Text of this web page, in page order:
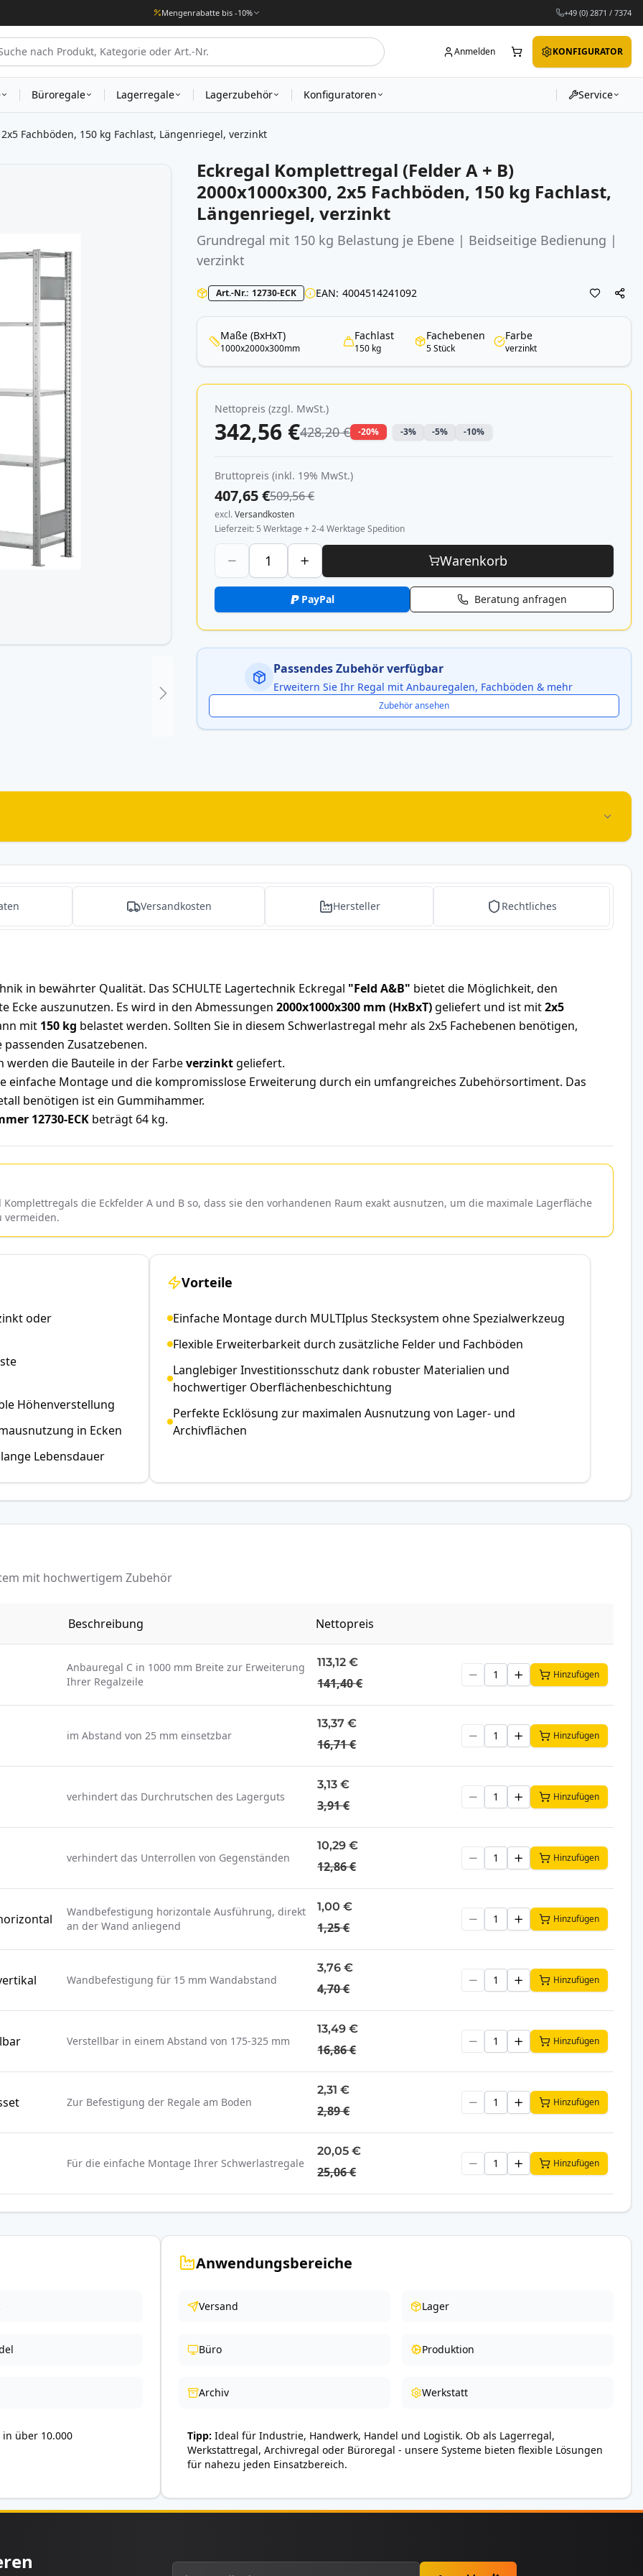
Mengenrabatte bis -10% +49 (0) 2871 / 7374
Anmelden KONFIGURATOR
Büroregale Lagerregale Lagerzubehör Konfiguratoren Service
Fachböden, 150 kg Fachlast, Längenriegel, verzinkt
Eckregal Komplettregal (Felder A + B)
2000x1000x300, 2x5 Fachböden, 150 kg Fachlast,
Längenriegel, verzinkt
Grundregal mit 150 kg Belastung je Ebene | Beidseitige Bedienung |
verzinkt
Art.-Nr. 12730-ECK EAN 4004514241092
Maße (BxHxT)
1000x2000x300mm
Fachlast
150 kg
Fachebenen
5 Stück
Farbe
verzinkt
Nettopreis (zzgl. MwSt.)
342,56 €428,20 € -20% -3% -5% -10%
Bruttopreis (inkl. 19% MwSt.)
407,65 €509,56 €
excl.Versandkosten
Lieferzeit 5 Werktage + 2-4 Werktage Spedition
Warenkorb
PayPal Beratung anfragen
Passendes Zubehör verfügbar
Erweitern Sie Ihr Regal mit Anbauregalen, Fachböden & mehr
Zubehör ansehen
Versandkosten Hersteller Rechtliches
in bewährter Qualität. Das SCHULTE Lagertechnik Eckregal "Feld A&B" bietet die Möglichkeit, den
auszunutzen. Es wird in den Abmessungen 2000x1000x300 mm (HxBxT)geliefert und ist mit2x5
mit 150 kg belastet werden. Sollten Sie in diesem Schwerlastregal mehr als 2x5 Fachebenen benötigen,
passenden Zusatzebenen.
die Bauteile in der Farbeverzinktgeliefert.
einfache Montage und die kompromisslose Erweiterung durch ein umfangreiches Zubehörsortiment. Das
benötigen ist ein Gummihammer.
12730-ECK beträgt 64 kg.
Komplettregals die Eckfelder A und B so, dass sie den vorhandenen Raum exakt ausnutzen, um die maximale Lagerfläche
vermeiden.
oder
Höhenverstellung
in Ecken
Lebensdauer
Vorteile
Einfache Montage durch MULTIplus Stecksystem ohne Spezialwerkzeug
Flexible Erweiterbarkeit durch zusätzliche Felder und Fachböden
Langlebiger Investitionsschutz dank robuster Materialien und
hochwertiger Oberflächenbeschichtung
Perfekte Ecklösung zur maximalen Ausnutzung von Lager- und
Archivflächen
mit hochwertigem Zubehör
Beschreibung Nettopreis
Anbauregal C in 1000 mm Breite zur Erweiterung
Ihrer Regalzeile
113,12 €
141,40 €
Hinzufügen
im Abstand von 25 mm einsetzbar
13,37 €
16,71 €
Hinzufügen
verhindert das Durchrutschen des Lagerguts
3,13 €
3,91 €
Hinzufügen
verhindert das Unterrollen von Gegenständen
10,29 €
12,86 €
Hinzufügen
Wandbefestigung horizontale Ausführung, direkt
an der Wand anliegend
1,00 €
1,25 €
Hinzufügen
Wandbefestigung für 15 mm Wandabstand
3,76 €
4,70 €
Hinzufügen
Verstellbar in einem Abstand von 175-325 mm
13,49 €
16,86 €
Hinzufügen
Zur Befestigung der Regale am Boden
2,31 €
2,89 €
Hinzufügen
Für die einfache Montage Ihrer Schwerlastregale
20,05 €
25,06 €
Hinzufügen
über 10.000
Anwendungsbereiche
Versand Lager
Büro Produktion
Archiv Werkstatt
Tipp Ideal für Industrie, Handwerk, Handel und Logistik. Ob als Lagerregal,
Werkstattregal, Archivregal oder Büroregal - unsere Systeme bieten flexible Lösungen
für nahezu jeden Einsatzbereich.